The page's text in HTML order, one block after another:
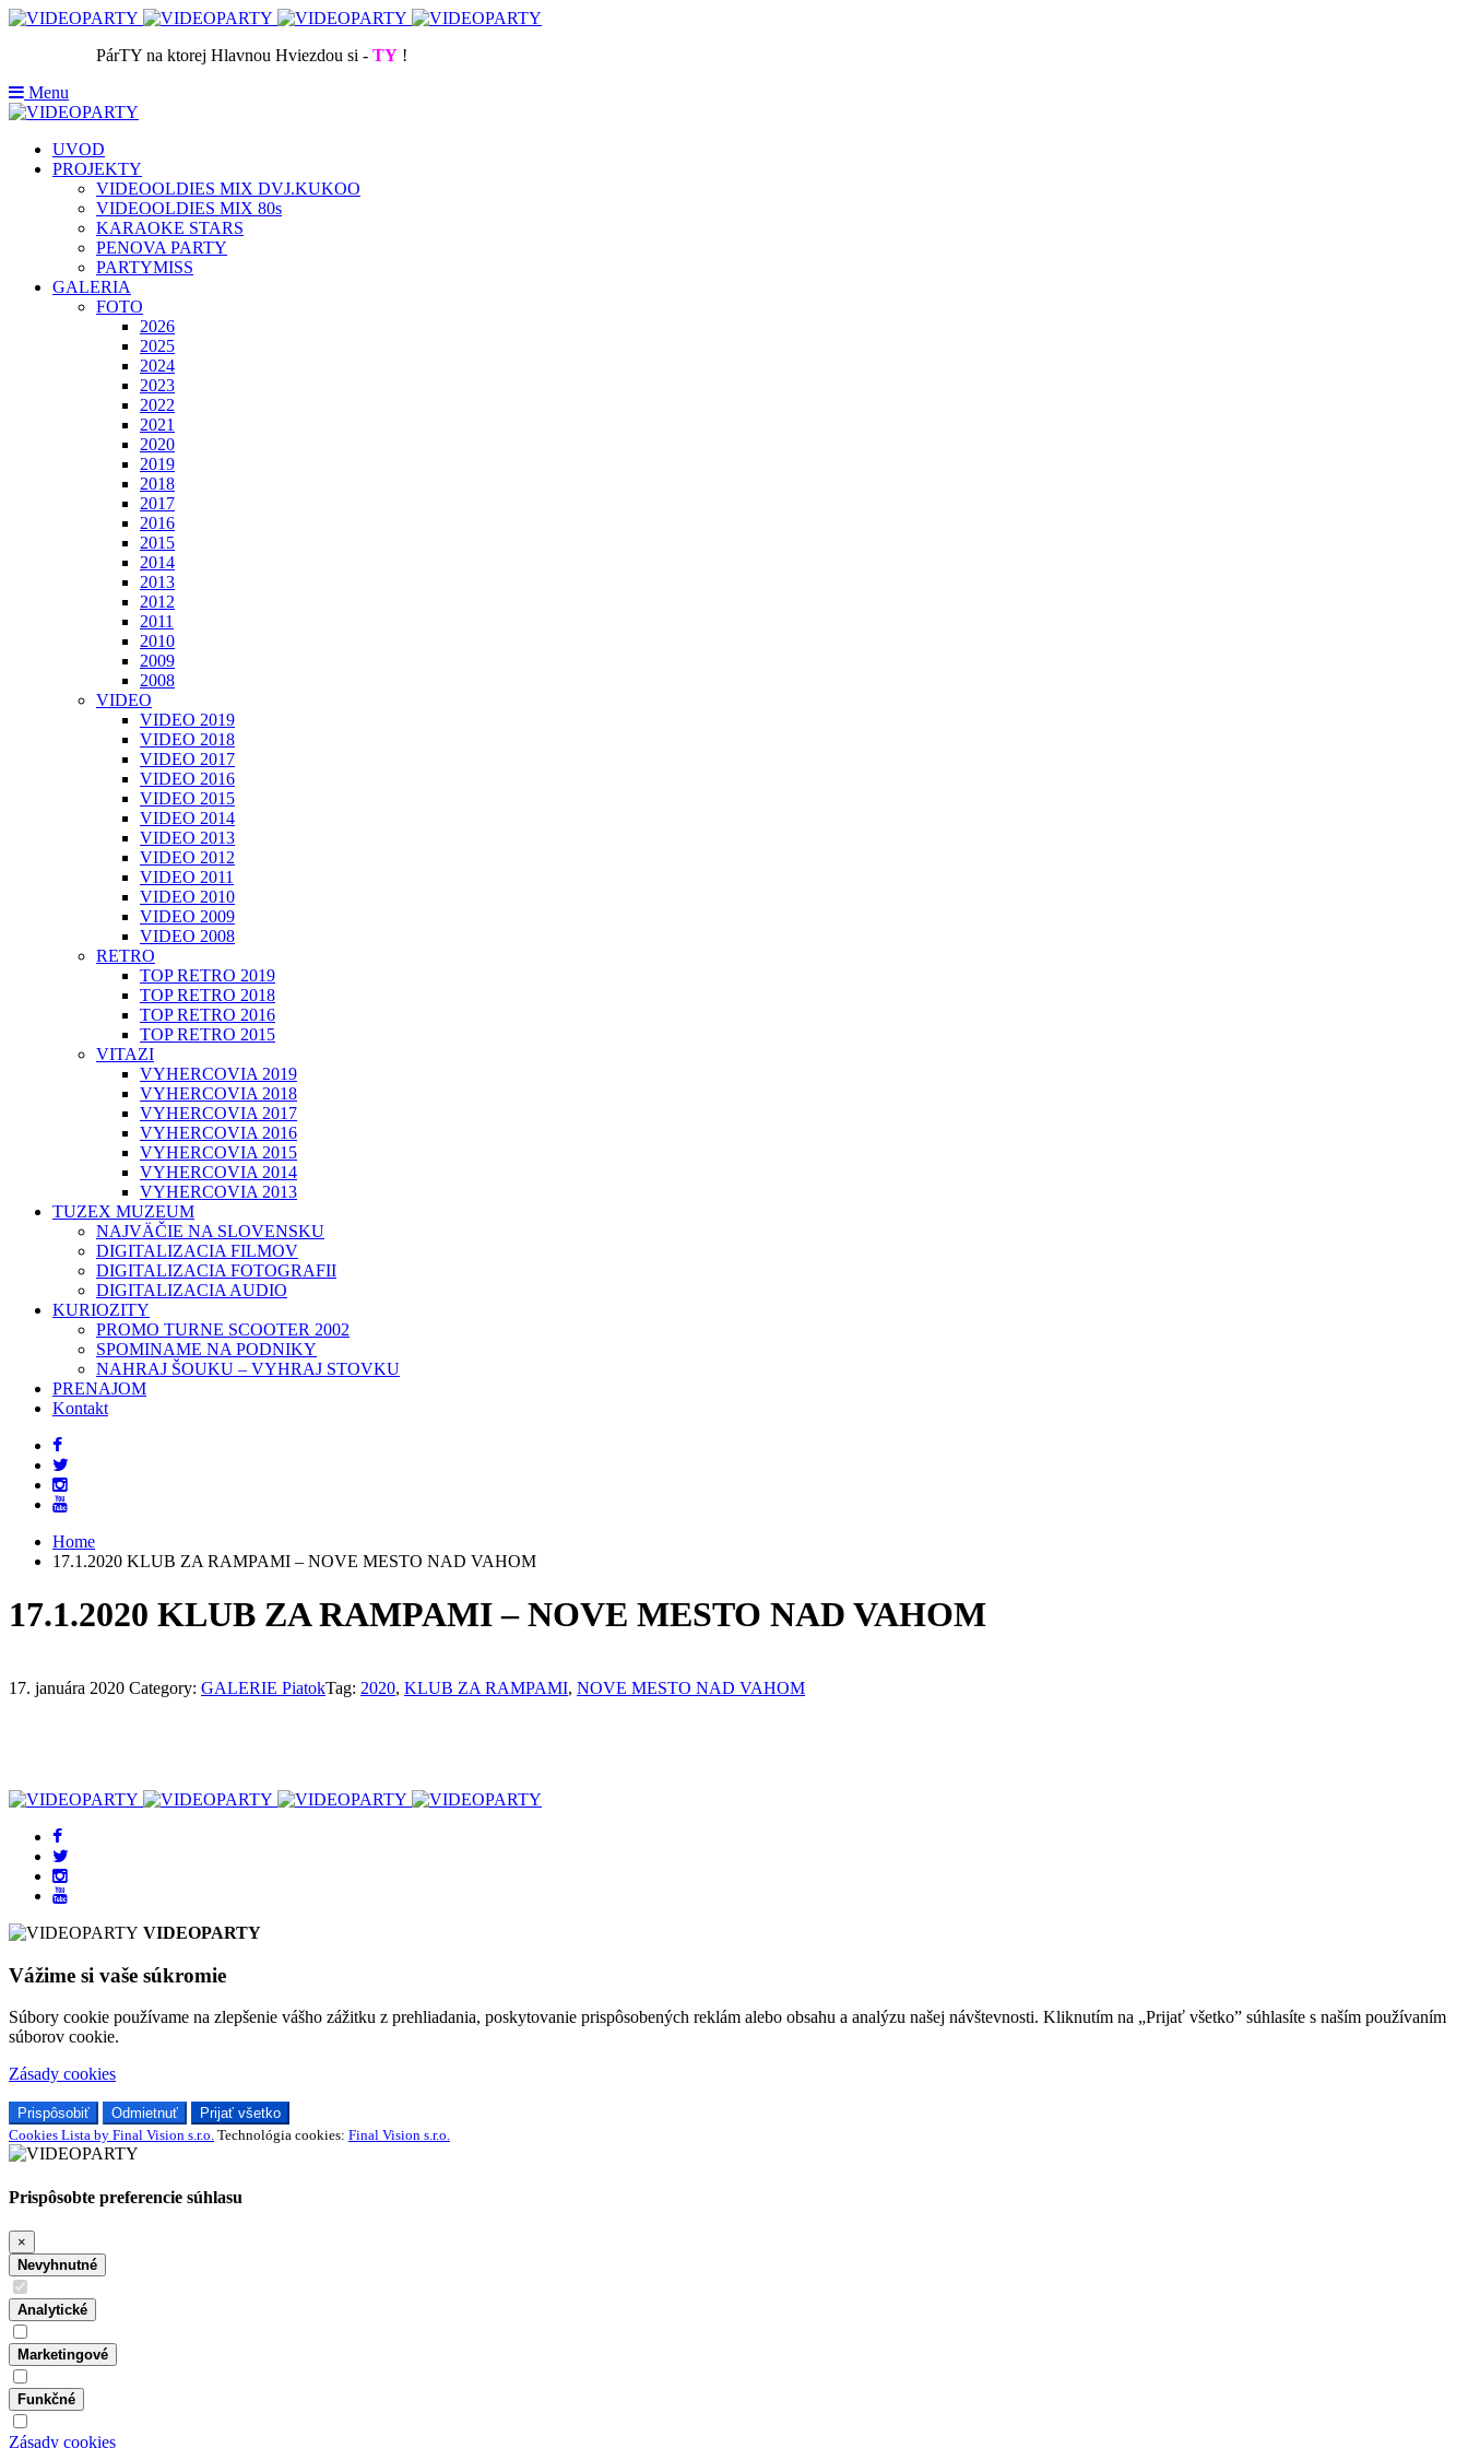
PárTY na ktorej Hlavnou Hviezdou si - TY !
Menu
UVOD
PROJEKTY
VIDEOOLDIES MIX DVJ.KUKOO
VIDEOOLDIES MIX 80s
KARAOKE STARS
PENOVA PARTY
PARTYMISS
GALERIA
FOTO
2026
2025
2024
2023
2022
2021
2020
2019
2018
2017
2016
2015
2014
2013
2012
2011
2010
2009
2008
VIDEO
VIDEO 2019
VIDEO 2018
VIDEO 2017
VIDEO 2016
VIDEO 2015
VIDEO 2014
VIDEO 2013
VIDEO 2012
VIDEO 2011
VIDEO 2010
VIDEO 2009
VIDEO 2008
RETRO
TOP RETRO 2019
TOP RETRO 2018
TOP RETRO 2016
TOP RETRO 2015
VITAZI
VYHERCOVIA 2019
VYHERCOVIA 2018
VYHERCOVIA 2017
VYHERCOVIA 2016
VYHERCOVIA 2015
VYHERCOVIA 2014
VYHERCOVIA 2013
TUZEX MUZEUM
NAJVÄČIE NA SLOVENSKU
DIGITALIZACIA FILMOV
DIGITALIZACIA FOTOGRAFII
DIGITALIZACIA AUDIO
KURIOZITY
PROMO TURNE SCOOTER 2002
SPOMINAME NA PODNIKY
NAHRAJ ŠOUKU – VYHRAJ STOVKU
PRENAJOM
Kontakt
Home
17.1.2020 KLUB ZA RAMPAMI – NOVE MESTO NAD VAHOM
17.1.2020 KLUB ZA RAMPAMI – NOVE MESTO NAD VAHOM
17. januára 2020 Category: GALERIE PiatokTag: 2020, KLUB ZA RAMPAMI, NOVE MESTO NAD VAHOM
VIDEOPARTY
Vážime si vaše súkromie
Súbory cookie používame na zlepšenie vášho zážitku z prehliadania, poskytovanie prispôsobených reklám alebo obsahu a analýzu našej návštevnosti. Kliknutím na „Prijať všetko” súhlasíte s naším používaním
súborov cookie.
Zásady cookies
Prispôsobiť Odmietnuť
Prijať všetko
Cookies Lista by Final Vision s.r.o. Technológia cookies: Final Vision s.r.o.
Prispôsobte preferencie súhlasu
×
Nevyhnutné
Analytické
Marketingové
Funkčné
Zásady cookies